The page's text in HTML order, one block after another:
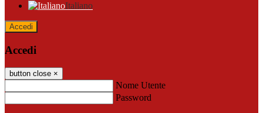
Italiano
Accedi
Accedi
button close ×
Nome Utente
Password